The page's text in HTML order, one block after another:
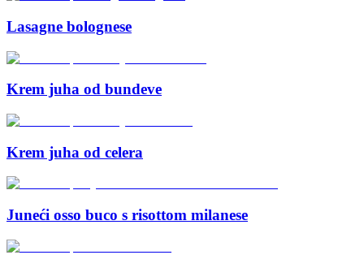
Lasagne bolognese
Krem juha od bundeve
Krem juha od celera
Juneći osso buco s risottom milanese